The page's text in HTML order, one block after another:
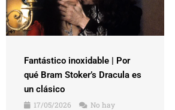
Fantástico inoxidable | Por
qué Bram Stoker’s Dracula es
un clásico
17/05/2026
No hay